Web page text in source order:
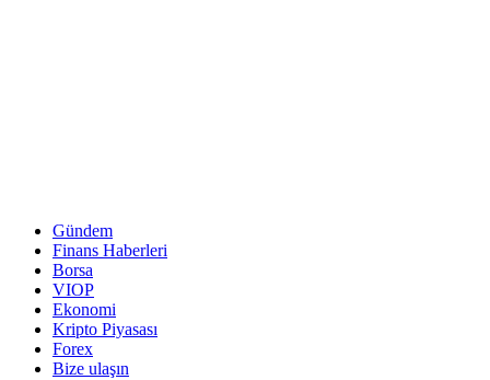
Gündem
Finans Haberleri
Borsa
VIOP
Ekonomi
Kripto Piyasası
Forex
Bize ulaşın